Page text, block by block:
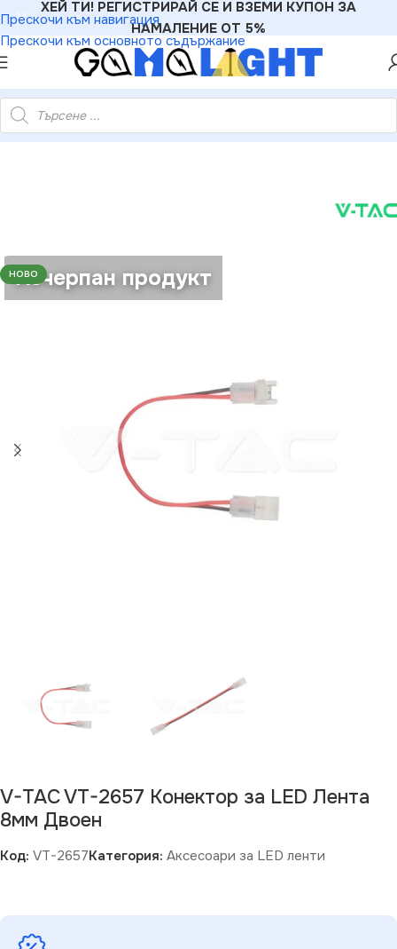
Прескочи към навигация
Прескочи към основното съдържание
ХЕЙ ТИ! РЕГИСТРИРАЙ СЕ И ВЗЕМИ КУПОН ЗА
НАМАЛЕНИЕ ОТ 5%
ленти»V-TAC VT-2657 Конектор за LED Лента 8мм Двоен
НОВО
Изчерпан продукт
V-TAC VT-2657 Конектор за LED Лента
8мм Двоен
Код: VT-2657Категория: Аксесоари за LED ленти